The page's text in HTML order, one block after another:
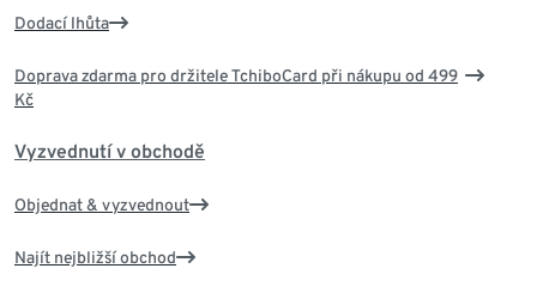
Dodací lhůta
Doprava zdarma pro držitele TchiboCard při nákupu od 499
Kč
Vyzvednutí v obchodě
Objednat & vyzvednout
Najít nejbližší obchod